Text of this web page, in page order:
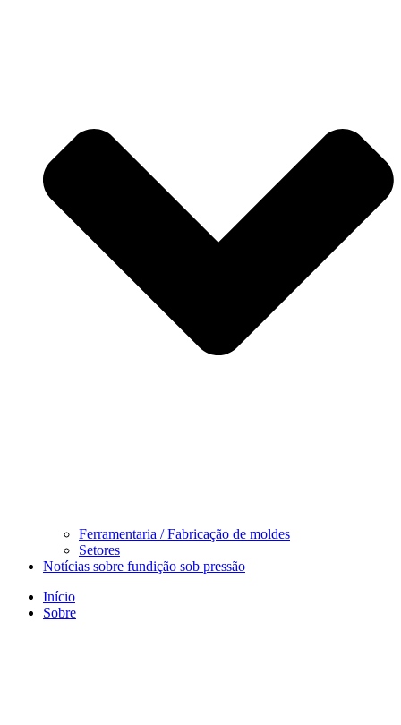
Ferramentaria / Fabricação de moldes
Setores
Notícias sobre fundição sob pressão
Início
Sobre